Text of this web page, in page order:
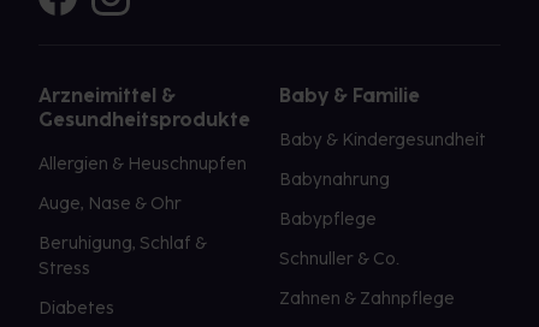
Arzneimittel &
Gesundheitsprodukte
Allergien & Heuschnupfen
Auge, Nase & Ohr
Beruhigung, Schlaf &
Stress
Diabetes
Baby & Familie
Baby & Kindergesundheit
Babynahrung
Babypflege
Schnuller & Co.
Zahnen & Zahnpflege